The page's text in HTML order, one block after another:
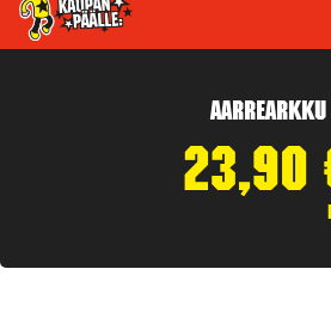
Aarrearkku
23,90